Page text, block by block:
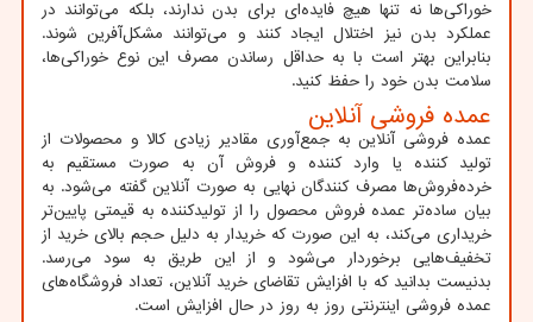
خوراکی‌ها نه تنها هیچ فایده‌ای برای بدن ندارند، بلکه می‌توانند در
عملکرد بدن نیز اختلال ایجاد کنند و می‌توانند مشکل‌آفرین شوند.
بنابراین بهتر است با به حداقل رساندن مصرف این نوع خوراکی‌ها،
سلامت بدن خود را حفظ کنید.
عمده فروشی آنلاین
عمده فروشی آنلاین به جمع‌آوری مقادیر زیادی کالا و محصولات از
تولید کننده یا وارد کننده و فروش آن به صورت مستقیم به
خرده‌فروش‌ها مصرف کنندگان نهایی به صورت آنلاین گفته می‌شود. به
بیان ساده‌تر عمده فروش محصول را از تولیدکننده به قیمتی پایین‌تر
خریداری می‌کند، به این صورت که خریدار به دلیل حجم بالای خرید از
تخفیف‌هایی برخوردار می‌شود و از این طریق به سود می‌رسد.
بدنیست بدانید که با افزایش تقاضای خرید آنلاین، تعداد فروشگاه‌های
عمده فروشی اینترنتی روز به روز در حال افزایش است.